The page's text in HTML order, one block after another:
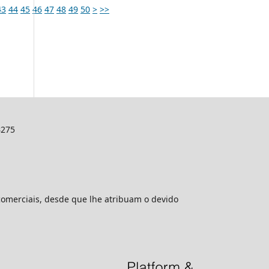
44 45 46 47 48 49 50 > >>
desde que lhe atribuam o devido